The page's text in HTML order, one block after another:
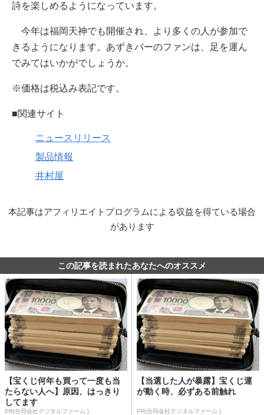
詩を楽しめるようになっています。
今年は福岡天神でも開催され、より多くの人が参加で
きるようになります。あずきバーのファンは、足を運ん
でみてはいかがでしょうか。
※価格は税込み表記です。
■関連サイト
ニュースリリース
製品情報
井村屋
本記事はアフィリエイトプログラムによる収益を得ている場合
があります
この記事を読まれたあなたへのオススメ
【宝くじ何年も買って一度も当
たらない人へ】原因、はっきり
してます
PR(合同会社デジタルファーム )
【当選した人が暴露】宝くじ運
が動く時、必ずある前触れ
PR(合同会社デジタルファーム )